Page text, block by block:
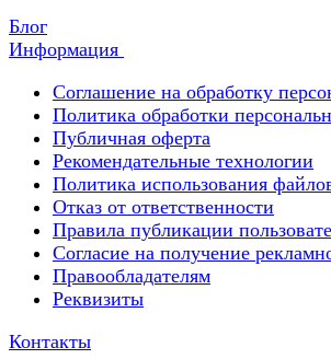
Блог
Информация
Соглашение на обработку
Политика обработки
Публичная оферта
Рекомендательные технологии
Политика использования
Отказ от ответственности
Правила публикации
Согласие на получение
Правообладателям
Реквизиты
Контакты